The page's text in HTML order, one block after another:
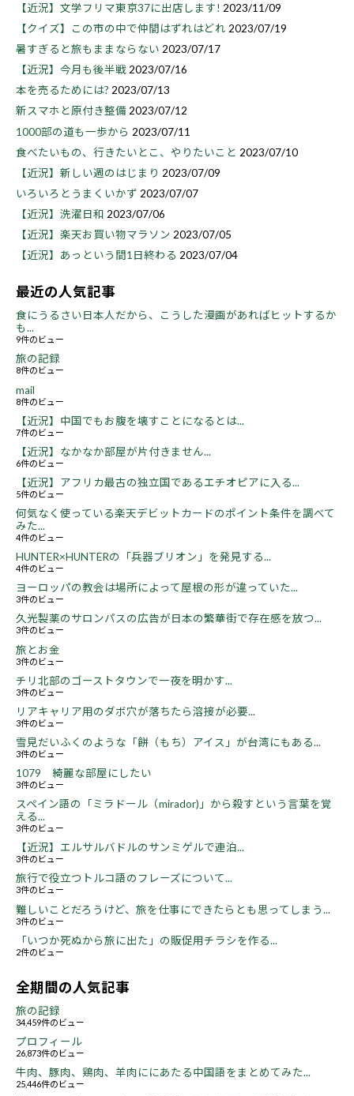
【近況】文学フリマ東京37に出店します! 2023/11/09
【クイズ】この市の中で仲間はずれはどれ 2023/07/19
暑すぎると旅もままならない 2023/07/17
【近況】今月も後半戦 2023/07/16
本を売るためには? 2023/07/13
新スマホと原付き整備2023/07/12
1000部の道も一歩から 2023/07/11
食べたいもの、行きたいとこ、やりたいこと 2023/07/10
【近況】新しい週のはじまり 2023/07/09
いろいろとうまくいかず 2023/07/07
【近況】洗濯日和 2023/07/06
【近況】楽天お買い物マラソン 2023/07/05
【近況】あっという間1日終わる 2023/07/04
最近の人気記事
食にうるさい日本人だから、こうした漫画があればヒットするか
も...
9件のビュー
旅の記録
8件のビュー
mail
8件のビュー
【近況】中国でもお腹を壊すことになるとは...
7件のビュー
【近況】なかなか部屋が片付きません...
6件のビュー
【近況】アフリカ最古の独立国であるエチオピアに入る...
5件のビュー
何気なく使っている楽天デビットカードのポイント条件を調べて
みた...
4件のビュー
HUNTER×HUNTERの「兵器ブリオン」を発見する...
4件のビュー
ヨーロッパの教会は場所によって屋根の形が違っていた...
3件のビュー
久光製薬のサロンパスの広告が日本の繁華街で存在感を放つ...
3件のビュー
旅とお金
3件のビュー
チリ北部のゴーストタウンで一夜を明かす...
3件のビュー
リアキャリア用のダボ穴が落ちたら溶接が必要...
3件のビュー
雪見だいふくのような「餅（もち）アイス」が台湾にもある...
3件のビュー
1079 綺麗な部屋にしたい
3件のビュー
スペイン語の「ミラドール（mirador)」から殺すという言葉を覚
える...
3件のビュー
【近況】エルサルバドルのサンミゲルで連泊...
3件のビュー
旅行で役立つトルコ語のフレーズについて...
3件のビュー
難しいことだろうけど、旅を仕事にできたらとも思ってしまう...
3件のビュー
「いつか死ぬから旅に出た」の販促用チラシを作る...
2件のビュー
全期間の人気記事
旅の記録
34,459件のビュー
プロフィール
26,873件のビュー
牛肉、豚肉、鶏肉、羊肉ににあたる中国語をまとめてみた...
25,446件のビュー